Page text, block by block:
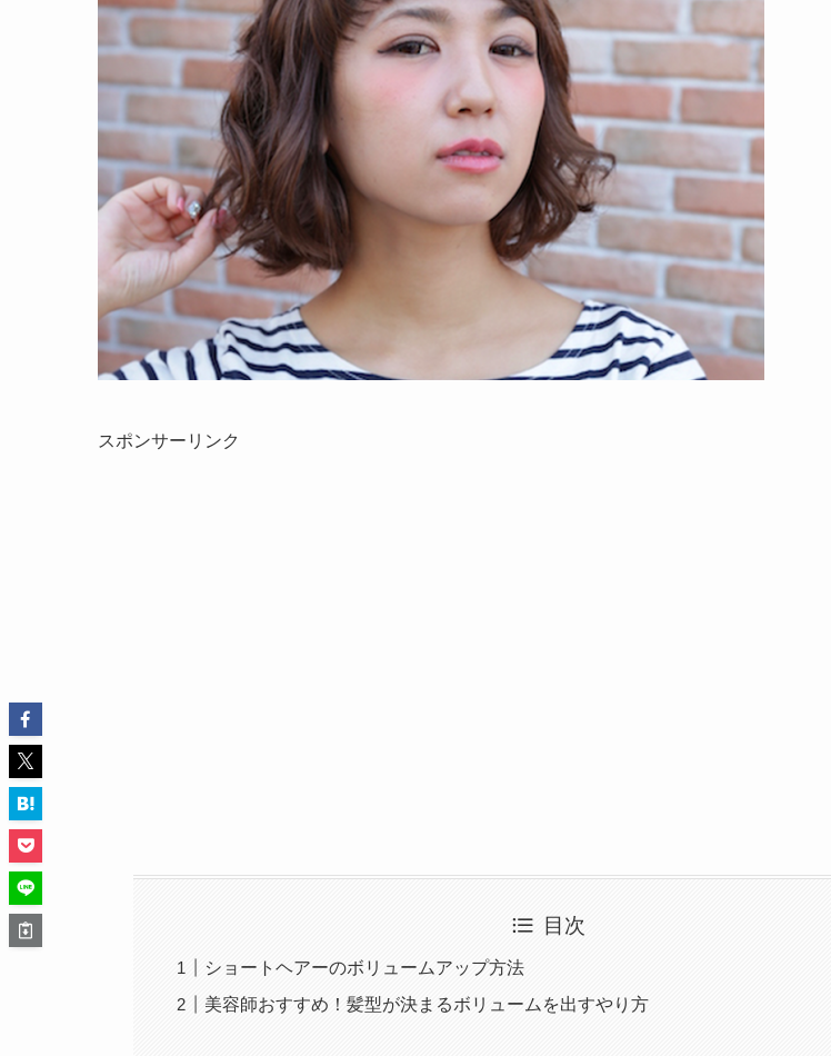
スポンサーリンク
目次
ショートヘアーのボリュームアップ方法
美容師おすすめ！髪型が決まるボリュームを出すやり方